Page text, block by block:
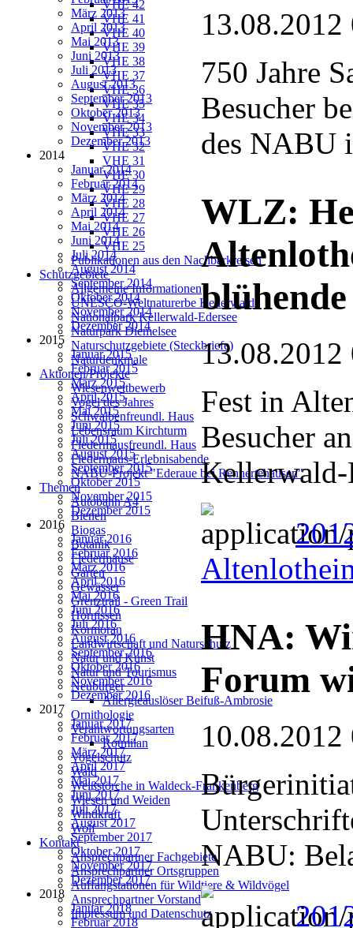
VHE 42
VHE 41
VHE 40
VHE 39
VHE 38
VHE 37
VHE 36
VHE 35
VHE 34
VHE 33
VHE 32
VHE 31
VHE 30
VHE 29
VHE 28
VHE 27
VHE 26
VHE 25
Publikationen aus den Nachbarkreisen
Schutzgebiete
Allgemeine Informationen
UNESCO-Weltnaturerbe Kellerwald
Nationalpark Kellerwald-Edersee
Naturpark Diemelsee
Naturschutzgebiete (Steckbriefe)
Naturdenkmale
Aktionen/Projekte
Wiesenwettbewerb
Vogel des Jahres
Schwalbenfreundl. Haus
Lebensraum Kirchturm
Fledermausfreundl. Haus
Fledermaus-Erlebnisabende
NABU-Projekt "Ederaue bei Rennertehausen"
Themen
Autobahn A4
Bienen
Biogas
Botanik
Fledermäuse
Garten
Gewässer
Grenztrail - Green Trail
Hornissen
Kormoran
Landwirtschaft und Naturschutz
Natur und Kunst
Natur und Tourismus
Neubürger
Allergieauslöser Beifuß-Ambrosie
Ornithologie
Verantwortungsarten
Rotmilan
Vogelschutz
Wald
Weißstörche in Waldeck-Frankenberg
Wiesen und Weiden
Windkraft
Wolf
Kontakt
Ansprechpartner Fachgebiete
Ansprechpartner Ortsgruppen
Auffangstationen für Wildtiere & Wildvögel
Ansprechpartner Vorstand
Impressum und Datenschutz
März 2013
April 2013
Mai 2013
Juni 2013
Juli 2013
August 2013
September 2013
Oktober 2013
November 2013
Dezember 2013
2014
Januar 2014
Februar 2014
März 2014
April 2014
Mai 2014
Juni 2014
Juli 2014
August 2014
September 2014
Oktober 2014
November 2014
Dezember 2014
2015
Januar 2015
Februar 2015
März 2015
April 2015
Mai 2015
Juni 2015
Juli 2015
August 2015
September 2015
Oktober 2015
November 2015
Dezember 2015
2016
Januar 2016
Februar 2016
März 2016
April 2016
Mai 2016
Juni 2016
Juli 2016
August 2016
September 2016
Oktober 2016
November 2016
Dezember 2016
2017
Januar 2017
Februar 2017
März 2017
April 2017
Mai 2017
Juni 2017
Juli 2017
August 2017
September 2017
Oktober 2017
November 2017
Dezember 2017
2018
Januar 2018
Februar 2018
13.08.2012
750 Jahre
Besucher
des NABU
WLZ:
13.08.2012
Fest in
Besucher
Kellerwald-
HNA:
Forum
10.08.2012
NABU: